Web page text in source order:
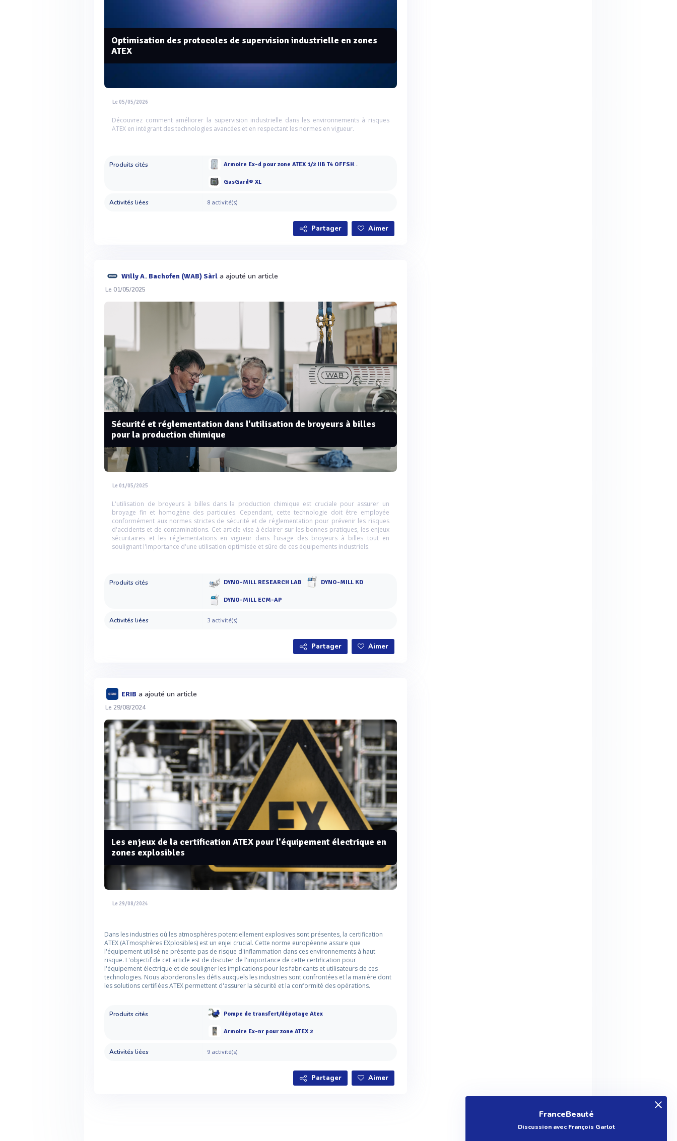
Optimisation des protocoles de supervision industrielle en zones
ATEX
Le 05/05/2026
Découvrez comment améliorer la supervision industrielle dans les environnements à risques
ATEX en intégrant des technologies avancées et en respectant les normes en vigueur.
Produits cités Armoire Ex-d pour zone ATEX 1/2 IIB T4 OFFSHORE
GasGard® XL
Activités liées 8 activité(s)
Partager Aimer
Willy A. Bachofen (WAB) Sàrl a ajouté un article
Le 01/05/2025
Sécurité et réglementation dans l'utilisation de broyeurs à billes
pour la production chimique
Le 01/05/2025
L'utilisation de broyeurs à billes dans la production chimique est cruciale pour assurer un
broyage fin et homogène des particules. Cependant, cette technologie doit être employée
conformément aux normes strictes de sécurité et de réglementation pour prévenir les risques
d'accidents et de contaminations. Cet article vise à éclairer sur les bonnes pratiques, les enjeux
sécuritaires et les réglementations en vigueur dans l'usage des broyeurs à billes tout en
soulignant l'importance d'une utilisation optimisée et sûre de ces équipements industriels.
Produits cités DYNO-MILL RESEARCH LAB DYNO-MILL KD
DYNO-MILL ECM-AP
Activités liées 3 activité(s)
Partager Aimer
ERIB a ajouté un article
Le 29/08/2024
Les enjeux de la certification ATEX pour l'équipement électrique en
zones explosibles
Le 29/08/2024
Dans les industries où les atmosphères potentiellement explosives sont présentes, la certification
ATEX (ATmosphères EXplosibles) est un enjei crucial. Cette norme européenne assure que
l'équipement utilisé ne présente pas de risque d'inflammation dans ces environnements à haut
risque. L'objectif de cet article est de discuter de l'importance de cette certification pour
l'équipement électrique et de souligner les implications pour les fabricants et utilisateurs de ces
technologies. Nous aborderons les défis auxquels les industries sont confrontées et la manière dont
les solutions certifiées ATEX permettent d'assurer la sécurité et la conformité des opérations.
Produits cités Pompe de transfert/dépotage Atex
Armoire Ex-nr pour zone ATEX 2
Activités liées 9 activité(s)
Partager Aimer
FranceBeauté
Discussion avec François Garlot